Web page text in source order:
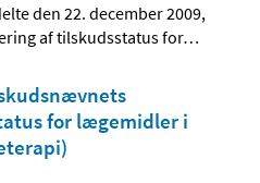
den 22. december 2009,
af tilskudsstatus for…
for lægemidler i